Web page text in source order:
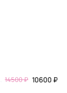
14500₽ 10600 ₽